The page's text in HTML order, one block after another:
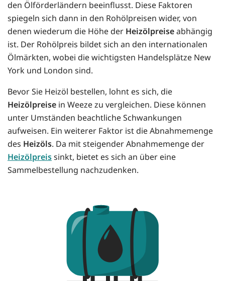
den Ölförderländern beeinflusst. Diese Faktoren
spiegeln sich dann in den Rohölpreisen wider, von
denen wiederum die Höhe der Heizölpreiseabhängig
ist. Der Rohölpreis bildet sich an den internationalen
Ölmärkten, wobei die wichtigsten Handelsplätze New
York und London sind.
Bevor Sie Heizöl bestellen, lohnt es sich, die
Heizölpreise in Weeze zu vergleichen. Diese können
unter Umständen beachtliche Schwankungen
aufweisen. Ein weiterer Faktor ist die Abnahmemenge
des Heizöls. Da mit steigender Abnahmemenge der
Heizölpreissinkt, bietet es sich an über eine
Sammelbestellung nachzudenken.